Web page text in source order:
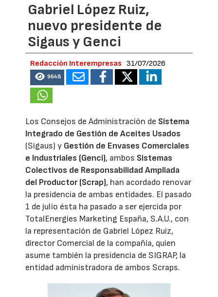
Gabriel López Ruiz,
nuevo presidente de
Sigaus y Genci
Redacción Interempresas 31/07/2026
9648
Los Consejos de Administración de Sistema
Integrado de Gestión de Aceites Usados
(Sigaus) y Gestión de Envases Comerciales
e Industriales (Genci), ambos Sistemas
Colectivos de Responsabilidad Ampliada
del Productor (Scrap), han acordado renovar
la presidencia de ambas entidades. El pasado
1 de julio ésta ha pasado a ser ejercida por
TotalEnergies Marketing España, S.A.U., con
la representación de Gabriel López Ruiz,
director Comercial de la compañía, quien
asume también la presidencia de SIGRAP, la
entidad administradora de ambos Scraps.